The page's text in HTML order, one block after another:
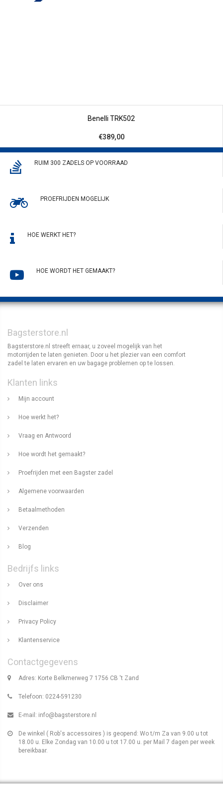
Benelli TRK502
€389,00
RUIM 300 ZADELS OP VOORRAAD
PROEFRIJDEN MOGELIJK
HOE WERKT HET?
HOE WORDT HET GEMAAKT?
Bagsterstore.nl
Bagsterstore.nl streeft ernaar, u zoveel mogelijk van het
motorrijden te laten genieten. Door u het plezier van een comfort
zadel te laten ervaren en uw bagage problemen op te lossen.
Klanten links
Mijn account
Hoe werkt het?
Vraag en Antwoord
Hoe wordt het gemaakt?
Proefrijden met een Bagster zadel
Algemene voorwaarden
Betaalmethoden
Verzenden
Blog
Bedrijfs links
Over ons
Disclaimer
Privacy Policy
Klantenservice
Contactgegevens
Adres: Korte Belkmerweg 7 1756 CB 't Zand
Telefoon: 0224-591230
E-mail: info@bagsterstore.nl
De winkel ( Rob's accessoires ) is geopend: Wo t/m Za van 9.00 u tot
18.00 u. Elke Zondag van 10.00 u tot 17.00 u. per Mail 7 dagen per week
bereikbaar.